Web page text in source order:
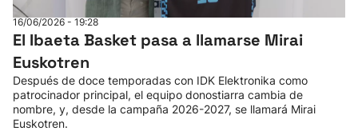
16/06/2026 - 19:28
El Ibaeta Basket pasa a llamarse Mirai
Euskotren
Después de doce temporadas con IDK Elektronika como
patrocinador principal, el equipo donostiarra cambia de
nombre, y, desde la campaña 2026-2027, se llamará Mirai
Euskotren.